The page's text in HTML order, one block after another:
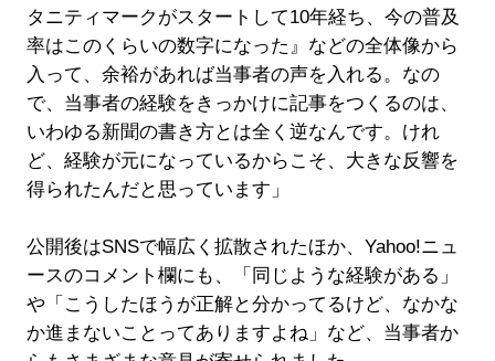
タニティマークがスタートして10年経ち、今の普及
率はこのくらいの数字になった』などの全体像から
入って、余裕があれば当事者の声を入れる。なの
で、当事者の経験をきっかけに記事をつくるのは、
いわゆる新聞の書き方とは全く逆なんです。けれ
ど、経験が元になっているからこそ、大きな反響を
得られたんだと思っています」
公開後はSNSで幅広く拡散されたほか、Yahoo!ニュ
ースのコメント欄にも、「同じような経験がある」
や「こうしたほうが正解と分かってるけど、なかな
か進まないことってありますよね」など、当事者か